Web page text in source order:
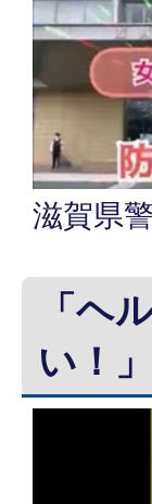
滋賀県
「ヘ
い！」